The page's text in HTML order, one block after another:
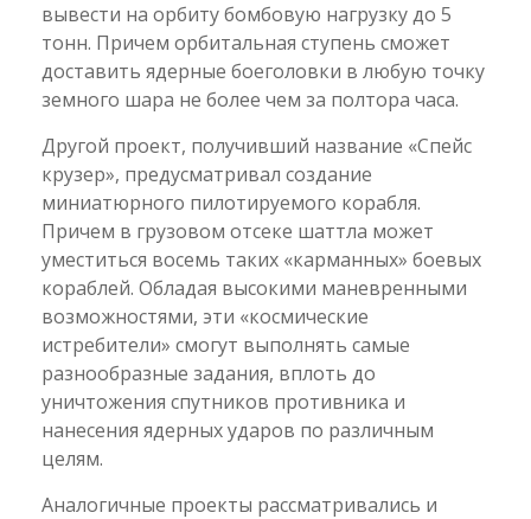
вывести на орбиту бомбовую нагрузку до 5
тонн. Причем орбитальная ступень сможет
доставить ядерные боеголовки в любую точку
земного шара не более чем за полтора часа.
Другой проект, получивший название «Спейс
крузер», предусматривал создание
миниатюрного пилотируемого корабля.
Причем в грузовом отсеке шаттла может
уместиться восемь таких «карманных» боевых
кораблей. Обладая высокими маневренными
возможностями, эти «космические
истребители» смогут выполнять самые
разнообразные задания, вплоть до
уничтожения спутников противника и
нанесения ядерных ударов по различным
целям.
Аналогичные проекты рассматривались и